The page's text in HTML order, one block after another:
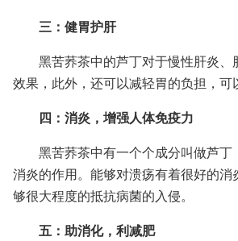
三：健胃护肝
黑苦荞茶中的芦丁对于慢性肝炎、
效果，此外，还可以减轻胃的负担，可
四：消炎，增强人体免疫力
黑苦荞茶中有一个个成分叫做芦丁
消炎的作用。能够对溃疡有着很好的消
够很大程度的抵抗病菌的入侵。
五：助消化，利减肥